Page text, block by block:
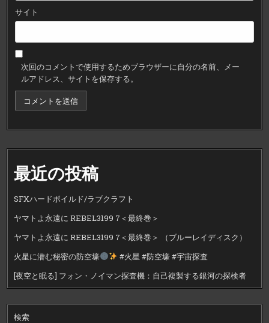
サイト
次回のコメントで使用するためブラウザーに自分の名前、メー
ルアドレス、サイトを保存する。
最近の投稿
SFXハードボイルド/ラブクラフト
ヤマトよ永遠に REBEL3199 7＜最終巻＞
ヤマトよ永遠に REBEL3199 7＜最終巻＞ （ブルーレイディスク）
火星に潜む秘密の防空壕
#火星 #防空壕 #宇宙探査
[夜空と眠る] フォン・ノイマン探査機：自己複製する銀河の探検者
検索